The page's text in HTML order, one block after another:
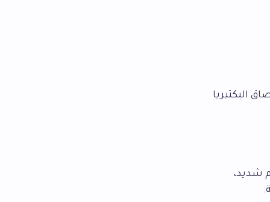
البكتيريا
شديد،